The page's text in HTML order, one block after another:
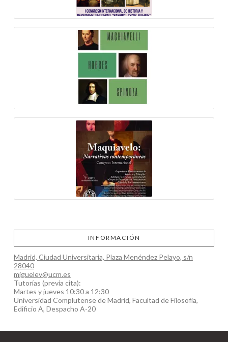
INFORMACIÓN
Madrid, Ciudad Universitaria, Plaza Menéndez Pelayo, s/n
28040
miguelev@ucm.es
Tutorías (previa cita):
Martes y jueves 10:30 a 12:30
Universidad Complutense de Madrid, Facultad de Filosofía,
Edificio A, Despacho A-20